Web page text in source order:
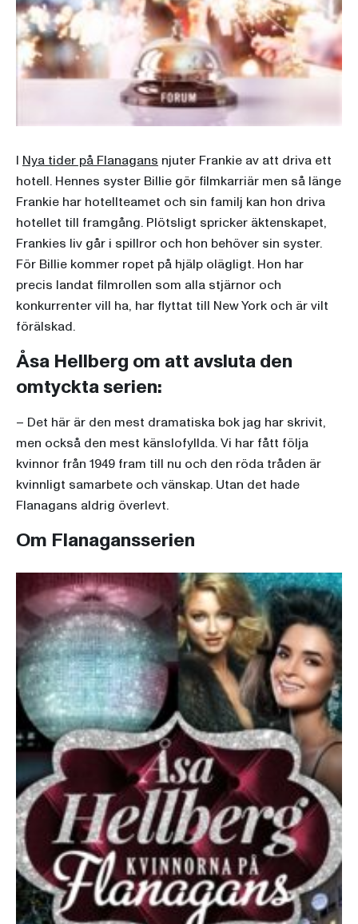
I Nya tider på Flanagans njuter Frankie av att driva ett
hotell. Hennes syster Billie gör filmkarriär men så länge
Frankie har hotellteamet och sin familj kan hon driva
hotellet till framgång. Plötsligt spricker äktenskapet,
Frankies liv går i spillror och hon behöver sin syster.
För Billie kommer ropet på hjälp olägligt. Hon har
precis landat filmrollen som alla stjärnor och
konkurrenter vill ha, har flyttat till New York och är vilt
förälskad.
Åsa Hellberg om att avsluta den
omtyckta serien:
– Det här är den mest dramatiska bok jag har skrivit,
men också den mest känslofyllda. Vi har fått följa
kvinnor från 1949 fram till nu och den röda tråden är
kvinnligt samarbete och vänskap. Utan det hade
Flanagans aldrig överlevt.
Om Flanagansserien